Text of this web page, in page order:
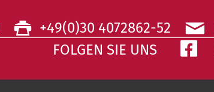
+49(0)30 4072862-52
FOLGEN SIE UNS